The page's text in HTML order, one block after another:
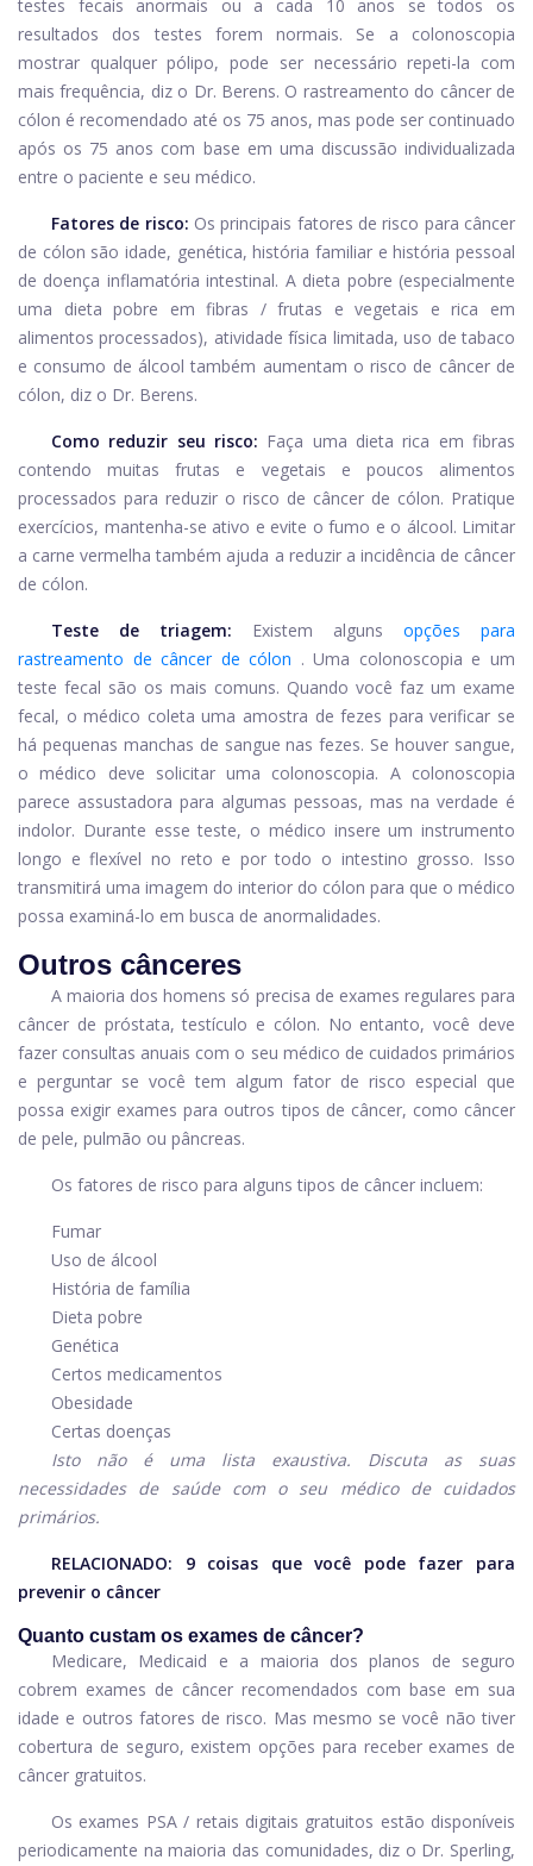
testes fecais anormais ou a cada 10 anos se todos os
resultados dos testes forem normais. Se a colonoscopia
mostrar qualquer pólipo, pode ser necessário repeti-la com
mais frequência, diz o Dr. Berens. O rastreamento do câncer de
cólon é recomendado até os 75 anos, mas pode ser continuado
após os 75 anos com base em uma discussão individualizada
entre o paciente e seu médico.
Fatores de risco: Os principais fatores de risco para câncer
de cólon são idade, genética, história familiar e história pessoal
de doença inflamatória intestinal. A dieta pobre (especialmente
uma dieta pobre em fibras / frutas e vegetais e rica em
alimentos processados), atividade física limitada, uso de tabaco
e consumo de álcool também aumentam o risco de câncer de
cólon, diz o Dr. Berens.
Como reduzir seu risco: Faça uma dieta rica em fibras
contendo muitas frutas e vegetais e poucos alimentos
processados ​​para reduzir o risco de câncer de cólon. Pratique
exercícios, mantenha-se ativo e evite o fumo e o álcool. Limitar
a carne vermelha também ajuda a reduzir a incidência de câncer
de cólon.
Teste de triagem: Existem alguns
opções para
rastreamento de câncer de cólon . Uma colonoscopia e um
teste fecal são os mais comuns. Quando você faz um exame
fecal, o médico coleta uma amostra de fezes para verificar se
há pequenas manchas de sangue nas fezes. Se houver sangue,
o médico deve solicitar uma colonoscopia. A colonoscopia
parece assustadora para algumas pessoas, mas na verdade é
indolor. Durante esse teste, o médico insere um instrumento
longo e flexível no reto e por todo o intestino grosso. Isso
transmitirá uma imagem do interior do cólon para que o médico
possa examiná-lo em busca de anormalidades.
Outros cânceres
A maioria dos homens só precisa de exames regulares para
câncer de próstata, testículo e cólon. No entanto, você deve
fazer consultas anuais com o seu médico de cuidados primários
e perguntar se você tem algum fator de risco especial que
possa exigir exames para outros tipos de câncer, como câncer
de pele, pulmão ou pâncreas.
Os fatores de risco para alguns tipos de câncer incluem:
Fumar
Uso de álcool
História de família
Dieta pobre
Genética
Certos medicamentos
Obesidade
Certas doenças
Isto não é uma lista exaustiva. Discuta as suas
necessidades de saúde com o seu médico de cuidados
primários.
RELACIONADO:
9 coisas que você pode fazer para
prevenir o câncer
Quanto custam os exames de câncer?
Medicare, Medicaid e a maioria dos planos de seguro
cobrem exames de câncer recomendados com base em sua
idade e outros fatores de risco. Mas mesmo se você não tiver
cobertura de seguro, existem opções para receber exames de
câncer gratuitos.
Os exames PSA / retais digitais gratuitos estão disponíveis
periodicamente na maioria das comunidades, diz o Dr. Sperling,